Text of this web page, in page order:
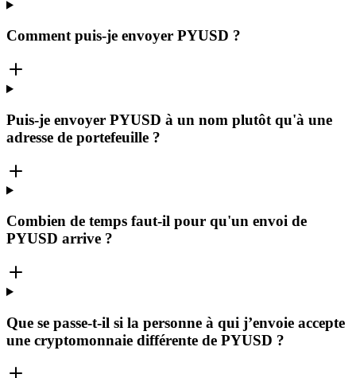
Comment puis-je envoyer PYUSD ?
Puis-je envoyer PYUSD à un nom plutôt qu'à une
adresse de portefeuille ?
Combien de temps faut-il pour qu'un envoi de
PYUSD arrive ?
Que se passe-t-il si la personne à qui j’envoie accepte
une cryptomonnaie différente de PYUSD ?